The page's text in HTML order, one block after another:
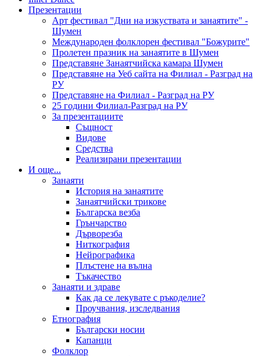
Презентации
Арт фестивал "Дни на изкуствата и занаятите" -
Шумен
Международен фолклорен фестивал "Божурите"
Пролетен празник на занаятите в Шумен
Представяне Занаятчийска камара Шумен
Представяне на Уеб сайта на Филиал - Разград на
РУ
Представяне на Филиал - Разград на РУ
25 години Филиал-Разград на РУ
За презентациите
Същност
Видове
Средства
Реализирани презентации
И още...
Занаяти
История на занаятите
Занаятчийски трикове
Българска везба
Грънчарство
Дърворезба
Ниткография
Нейрографика
Плъстене на вълна
Тъкачество
Занаяти и здраве
Как да се лекувате с ръкоделие?
Проучвания, изследвания
Етнография
Български носии
Капанци
Фолклор